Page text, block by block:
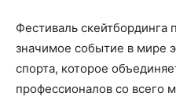
Фестиваль скейтбординга
значимое событие в мире
спорта, которое
профессионалов со всего